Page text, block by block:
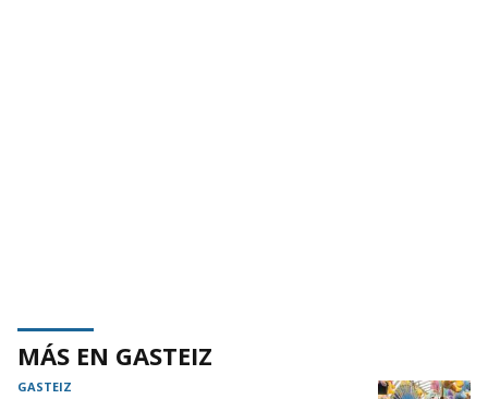
MÁS EN GASTEIZ
GASTEIZ